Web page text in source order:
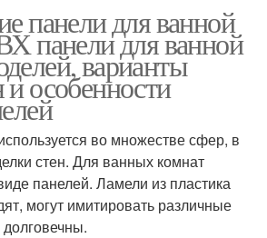
панели для ванной
панели для ванной
варианты
особенности
во множестве сфер, в
стен. Для ванных комнат
панелей. Ламели из пластика
могут имитировать различные